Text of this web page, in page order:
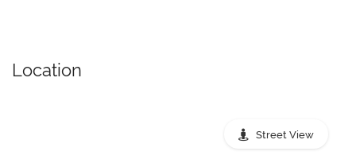
Location
Street View